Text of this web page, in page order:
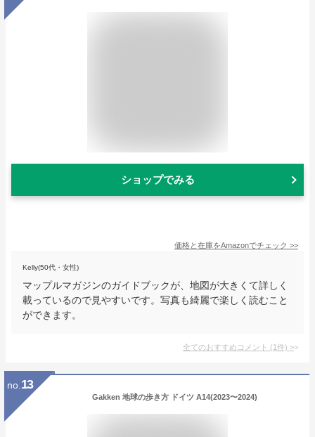
ショップでみる
価格と在庫をAmazonでチェック >>
Kelly(50代・女性)
マップルマガジンのガイドブックが、地図が大きくて詳しく
載っているので見やすいです。写真も綺麗で楽しく読むこと
ができます。
全てのおすすめコメント (1件) >
no. 13
Gakken 地球の歩き方 ドイツ A14(2023〜2024)